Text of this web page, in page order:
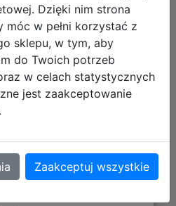
zł
zdjęć
Dzięki nim strona
móc w pełni korzystać z
sklepu, w tym, aby
do Twoich potrzeb
w celach statystycznych
jest zaakceptowanie
Zaakceptuj wszystkie